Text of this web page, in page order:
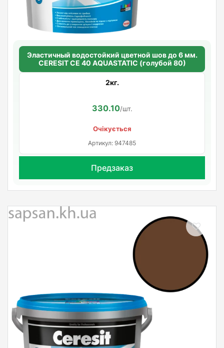
Эластичный водостойкий цветной шов до 6 мм.
CERESIT CE 40 AQUASTATIC (голубой 80)
2кг.
330.10/шт.
Очікується
Артикул: 947485
Предзаказ